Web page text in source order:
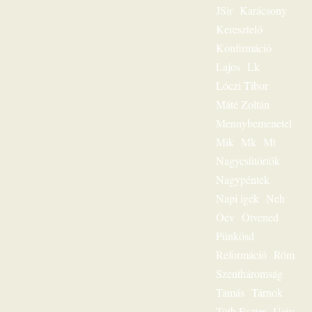
JSir Karácsony
Keresztelő
Konfirmáció
Lajos Lk
Lóczi Tibor
Máté Zoltán
Mennybemenetel
Mik
Mk
Mt
Nagycsütörtök
Nagypéntek
Napi igék
Neh
Óév Ötvened
Pünkösd
Reformáció Róm
Szentháromság
Tamás Tárnok